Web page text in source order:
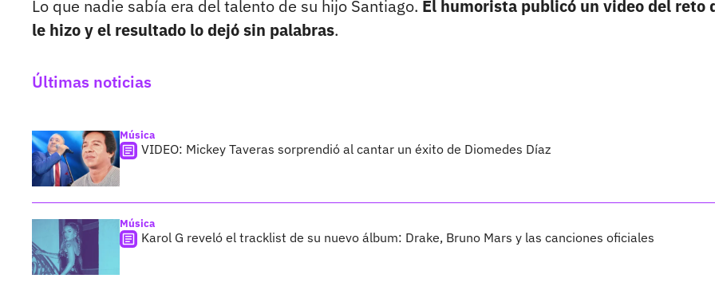
Lo que nadie sabía era del talento de su hijo Santiago. El humorista publicó un video del reto
le hizo y el resultado lo dejó sin palabras.
Últimas noticias
Música
VIDEO: Mickey Taveras sorprendió al cantar un éxito de Diomedes Díaz
Música
Karol G reveló el tracklist de su nuevo álbum: Drake, Bruno Mars y las canciones oficiales